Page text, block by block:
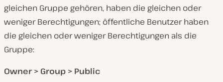
gleichen Gruppe gehören, haben die gleichen oder
weniger Berechtigungen; öffentliche Benutzer haben
die gleichen oder weniger Berechtigungen als die
Gruppe:
Owner > Group > Public